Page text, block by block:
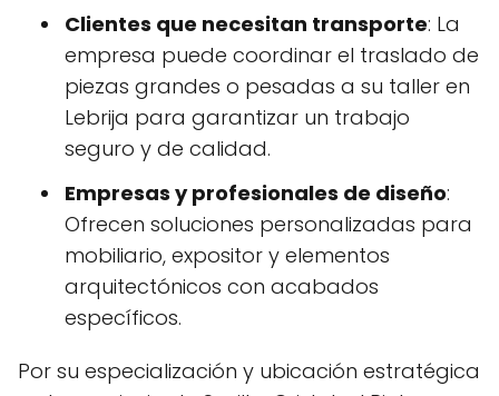
Clientes que necesitan transporte: La
empresa puede coordinar el traslado de
piezas grandes o pesadas a su taller en
Lebrija para garantizar un trabajo
seguro y de calidad.
Empresas y profesionales de diseño:
Ofrecen soluciones personalizadas para
mobiliario, expositor y elementos
arquitectónicos con acabados
específicos.
Por su especialización y ubicación estratégica